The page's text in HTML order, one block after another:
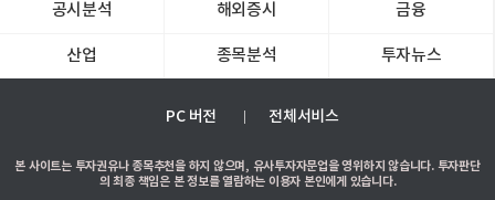
공시분석 해외증시 금융
산업 종목분석 투자뉴스
PC 버전 전체서비스
본 사이트는 투자권유나 종목추천을 하지 않으며, 유사투자자문업을 영위하지 않습니다. 투자판단
의 최종 책임은 본 정보를 열람하는 이용자 본인에게 있습니다.